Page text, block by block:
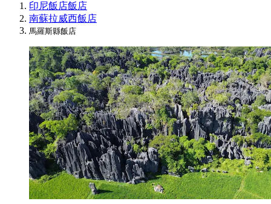
印尼飯店飯店
南蘇拉威西飯店
馬羅斯縣飯店